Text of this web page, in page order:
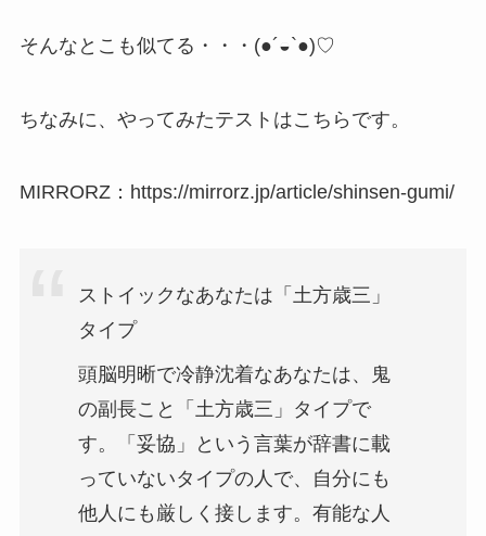
そんなとこも似てる・・・(●´◒`●)♡
ちなみに、やってみたテストはこちらです。
MIRRORZ：https://mirrorz.jp/article/shinsen-gumi/
ストイックなあなたは「土方歳三」
タイプ
頭脳明晰で冷静沈着なあなたは、鬼
の副長こと「土方歳三」タイプで
す。「妥協」という言葉が辞書に載
っていないタイプの人で、自分にも
他人にも厳しく接します。有能な人